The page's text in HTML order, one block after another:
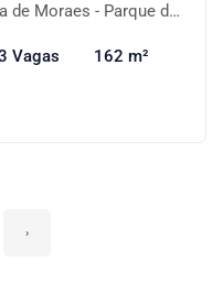
do Morumbi, São Paulo-SP
Vagas 162 m²
›